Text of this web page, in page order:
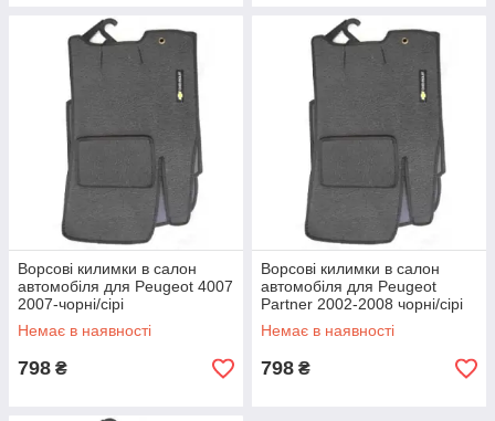
Ворсові килимки в салон
автомобіля для Peugeot 4007
2007-чорні/сірі
Немає в наявності
798 ₴
Ворсові килимки в салон
автомобіля для Peugeot
Partner 2002-2008 чорні/сірі
Немає в наявності
798 ₴